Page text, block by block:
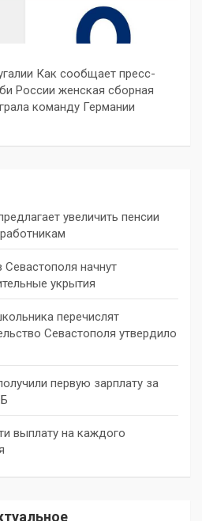
Как сообщает пресс-
России женская сборная
команду Германии
увеличить пенсии
начнут
укрытия
перечислят
Севастополя утвердило
первую зарплату за
выплату на каждого